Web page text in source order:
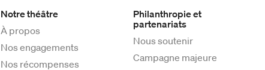
Notre théâtre
À propos
Nos engagements
Nos récompenses
Philanthropie et
partenariats
Nous soutenir
Campagne majeure